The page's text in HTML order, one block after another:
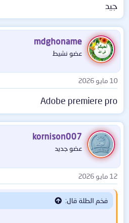
Pro2026
X64
جيد
mdghoname
عضو نشيط
10 مايو 2026
Adobe premiere pro
kornison007
عضو جديد
12 مايو 2026
فخم الطلة قال: